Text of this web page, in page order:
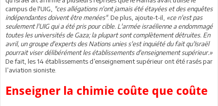
campus de l'UIG,
"ces allégations n'ont jamais été étayées et des enquêtes
indépendantes doivent être menées". De plus, ajoute-t-il, «ce n'est pas
seulement l'UIG qui a été pris pour cible. L'armée israélienne a endommagé
toutes les universités de Gaza; la plupart sont complètement détruites. En
avril, un groupe d'experts des Nations unies s'est inquiété du fait qu'Israël
pourrait viser délibérément les établissements d'enseignement supérieur.»
De fait, les 14 établissements d’enseignement supérieur ont été rasés par
l’aviation sioniste.
Enseigner la chimie coûte que coûte